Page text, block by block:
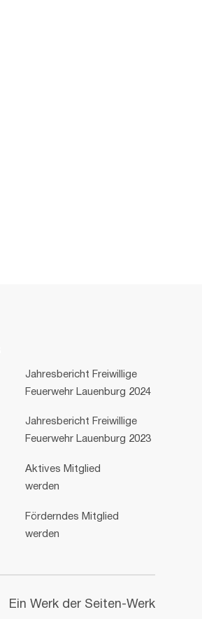
Jahresbericht Freiwillige
Feuerwehr Lauenburg 2024
Jahresbericht Freiwillige
Feuerwehr Lauenburg 2023
Aktives Mitglied
werden
Förderndes Mitglied
werden
Ein Werk der Seiten-Werk